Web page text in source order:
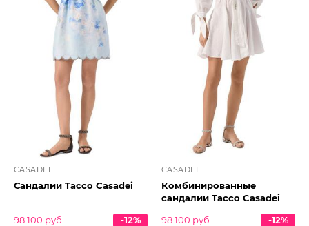
CASADEI
Сандалии Tacco Casadei
98 100 руб.
-12%
CASADEI
Комбинированные
сандалии Tacco Casadei
98 100 руб.
-12%